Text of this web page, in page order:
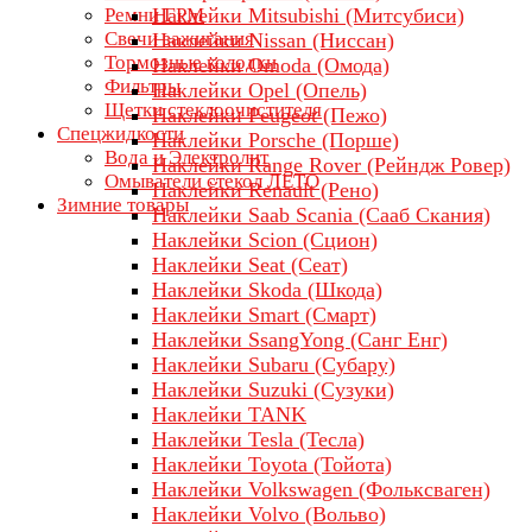
Ремни ГРМ
Свечи зажигания
Тормозные колодки
Фильтры
Щетки стеклоочистителя
Спецжидкости
Вода и Электролит
Омыватели стекол ЛЕТО
Зимние товары
Наклейки Mitsubishi (Митсубиси)
Наклейки Nissan (Ниссан)
Наклейки Omoda (Омода)
Наклейки Opel (Опель)
Наклейки Peugeot (Пежо)
Наклейки Porsche (Порше)
Наклейки Range Rover (Рейндж Ровер)
Наклейки Renault (Рено)
Наклейки Saab Scania (Сааб Скания)
Наклейки Scion (Сцион)
Наклейки Seat (Сеат)
Наклейки Skoda (Шкода)
Наклейки Smart (Смарт)
Наклейки SsangYong (Санг Енг)
Наклейки Subaru (Субару)
Наклейки Suzuki (Сузуки)
Наклейки TANK
Наклейки Tesla (Тесла)
Наклейки Toyota (Тойота)
Наклейки Volkswagen (Фольксваген)
Наклейки Volvo (Вольво)